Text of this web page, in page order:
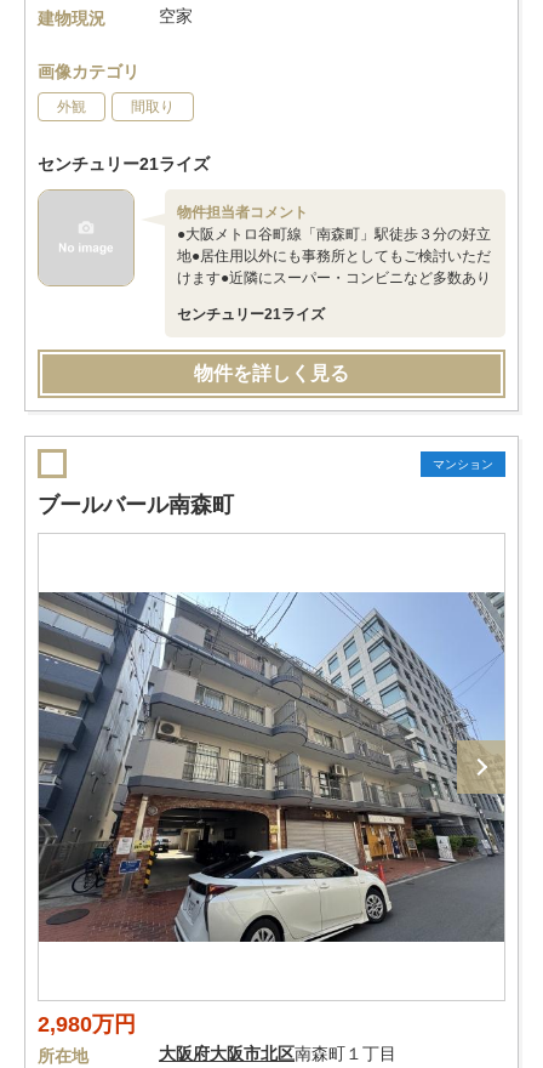
建物現況
空家
画像カテゴリ
外観 間取り
センチュリー21ライズ
物件担当者コメント
●大阪メトロ谷町線「南森町」駅徒歩３分の好立
地●居住用以外にも事務所としてもご検討いただ
けます●近隣にスーパー・コンビニなど多数あり
センチュリー21ライズ
物件を詳しく見る
マンション
ブールバール南森町
2,980万円
所在地 大阪府大阪市北区南森町１丁目